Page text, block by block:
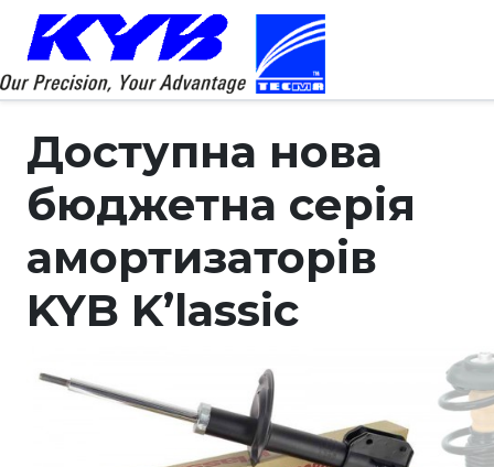
Доступна нова
бюджетна серія
амортизаторів
KYB K’lassic